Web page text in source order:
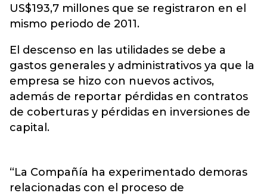
US$193,7 millones que se registraron en el
mismo periodo de 2011.
El descenso en las utilidades se debe a
gastos generales y administrativos ya que la
empresa se hizo con nuevos activos,
además de reportar pérdidas en contratos
de coberturas y pérdidas en inversiones de
capital.
“La Compañía ha experimentado demoras
relacionadas con el proceso de